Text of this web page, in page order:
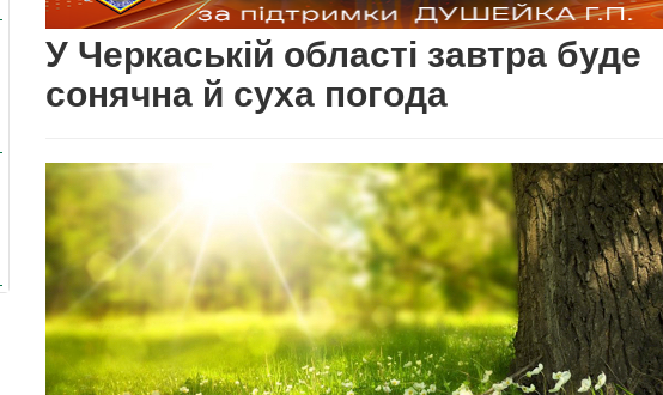
У Черкаській області завтра буде
сонячна й суха погода